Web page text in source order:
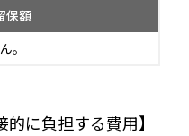
保額
。
的に負担する費用】